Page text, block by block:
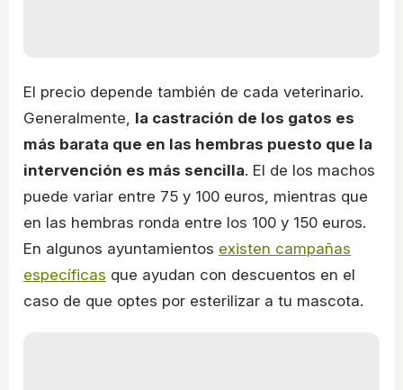
El precio depende también de cada veterinario.
Generalmente, la castración de los gatos es
más barata que en las hembras puesto que la
intervención es más sencilla. El de los machos
puede variar entre 75 y 100 euros, mientras que
en las hembras ronda entre los 100 y 150 euros.
En algunos ayuntamientos existen campañas
específicas que ayudan con descuentos en el
caso de que optes por esterilizar a tu mascota.